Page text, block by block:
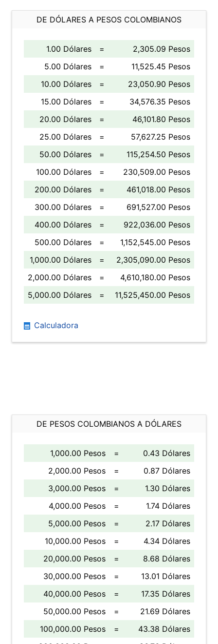
DE DÓLARES A PESOS COLOMBIANOS
1.00 Dólares =
2,305.09 Pesos
5.00 Dólares
=
11,525.45 Pesos
10.00 Dólares
=
23,050.90 Pesos
15.00 Dólares
=
34,576.35 Pesos
20.00 Dólares
=
46,101.80 Pesos
25.00 Dólares
=
57,627.25 Pesos
50.00 Dólares
=
115,254.50 Pesos
100.00 Dólares
=
230,509.00 Pesos
200.00 Dólares
=
461,018.00 Pesos
300.00 Dólares
=
691,527.00 Pesos
400.00 Dólares
=
922,036.00 Pesos
500.00 Dólares
=
1,152,545.00 Pesos
1,000.00 Dólares
=
2,305,090.00 Pesos
2,000.00 Dólares
=
4,610,180.00 Pesos
5,000.00 Dólares
= 11,525,450.00 Pesos
Calculadora
DE PESOS COLOMBIANOS A DÓLARES
1,000.00 Pesos =
0.43 Dólares
2,000.00 Pesos
=
0.87 Dólares
3,000.00 Pesos
=
1.30 Dólares
4,000.00 Pesos
=
1.74 Dólares
5,000.00 Pesos
=
2.17 Dólares
10,000.00 Pesos
=
4.34 Dólares
20,000.00 Pesos
=
8.68 Dólares
30,000.00 Pesos
=
13.01 Dólares
40,000.00 Pesos
=
17.35 Dólares
50,000.00 Pesos
=
21.69 Dólares
100,000.00 Pesos
=
43.38 Dólares